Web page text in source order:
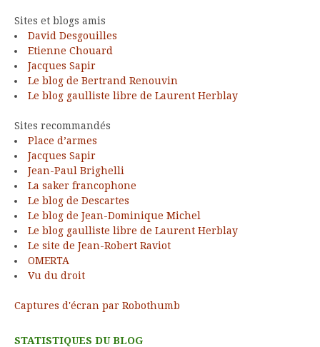
Sites et blogs amis
David Desgouilles
Etienne Chouard
Jacques Sapir
Le blog de Bertrand Renouvin
Le blog gaulliste libre de Laurent Herblay
Sites recommandés
Place d’armes
Jacques Sapir
Jean-Paul Brighelli
La saker francophone
Le blog de Descartes
Le blog de Jean-Dominique Michel
Le blog gaulliste libre de Laurent Herblay
Le site de Jean-Robert Raviot
OMERTA
Vu du droit
Captures d'écran par Robothumb
STATISTIQUES DU BLOG